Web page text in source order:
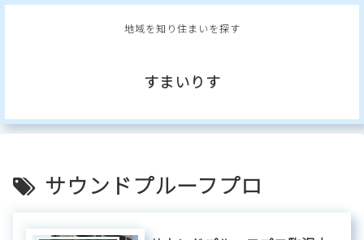
地域を知り住まいを探す
すまいりす
サウンドプルーフプロ